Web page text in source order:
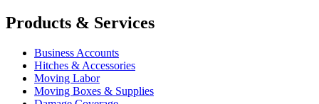
Products & Services
Business Accounts
Hitches & Accessories
Moving Labor
Moving Boxes & Supplies